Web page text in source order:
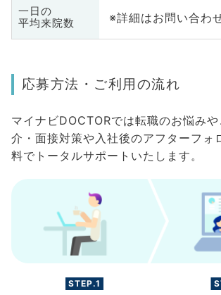
一日の
平均来院数
※詳細はお問い合わ
応募方法・ご利用の流れ
マイナビDOCTORでは転職のお悩み
介・面接対策や入社後のアフターフォ
料でトータルサポートいたします。
STEP.1